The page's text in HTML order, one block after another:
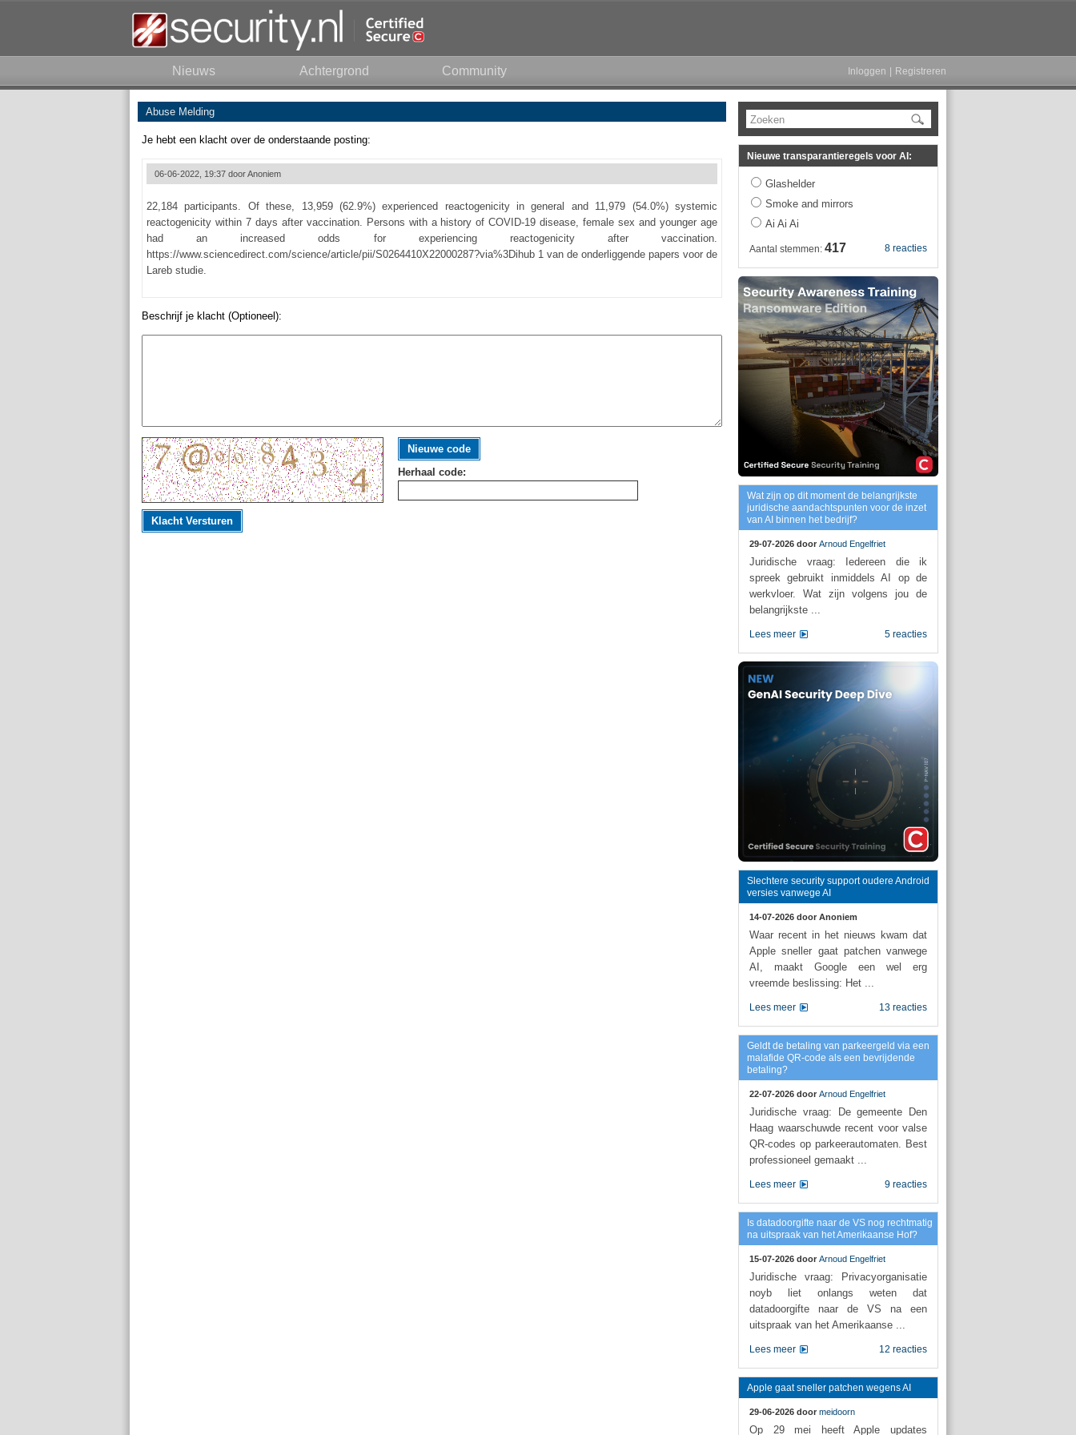
Nieuws Achtergrond Community Inloggen Registreren
Abuse Melding
Je hebt een klacht over de onderstaande posting:
06-06-2022, 19:37 doorAnoniem
22,184 participants. Of these, 13,959 (62.9%) experienced reactogenicity in general and 11,979 (54.0%) systemic
reactogenicity within 7 days after vaccination. Persons with a history of COVID-19 disease, female sex and younger age
had an increased odds for experiencing reactogenicity after vaccination.
https://www.sciencedirect.com/science/article/pii/S0264410X22000287?via%3Dihub 1 van de onderliggende papers voor de
Lareb studie.
Beschrijf je klacht (Optioneel):
Nieuwe code
Herhaal code:
Klacht Versturen
Zoeken
Nieuwe transparantieregels voor AI:
Glashelder
Smoke and mirrors
Ai Ai Ai
8 reacties
Aantal stemmen: 417
Wat zijn op dit moment de belangrijkste
juridische aandachtspunten voor de inzet
van AI binnen het bedrijf?
29-07-2026 door Arnoud Engelfriet
Juridische vraag: Iedereen die ik
spreek gebruikt inmiddels AI op de
werkvloer. Wat zijn volgens jou de
belangrijkste ...
5 reacties
Lees meer
Slechtere security support oudere Android
versies vanwege AI
14-07-2026 door Anoniem
Waar recent in het nieuws kwam dat
Apple sneller gaat patchen vanwege
AI, maakt Google een wel erg
vreemde beslissing: Het ...
13 reacties
Lees meer
Geldt de betaling van parkeergeld via een
malafide QR-code als een bevrijdende
betaling?
22-07-2026 door Arnoud Engelfriet
Juridische vraag: De gemeente Den
Haag waarschuwde recent voor valse
QR-codes op parkeerautomaten. Best
professioneel gemaakt ...
9 reacties
Lees meer
Is datadoorgifte naar de VS nog rechtmatig
na uitspraak van het Amerikaanse Hof?
15-07-2026 door Arnoud Engelfriet
Juridische vraag: Privacyorganisatie
noyb liet onlangs weten dat
datadoorgifte naar de VS na een
uitspraak van het Amerikaanse ...
12 reacties
Lees meer
Apple gaat sneller patchen wegens AI
29-06-2026 door meidoorn
Op 29 mei heeft Apple updates